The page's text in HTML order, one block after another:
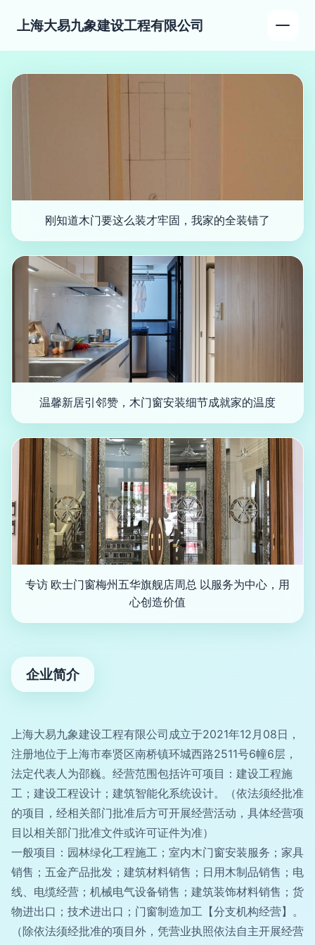
上海大易九象建设工程有限公司
刚知道木门要这么装才牢固，我家的全装错了
温馨新居引邻赞，木门窗安装细节成就家的温度
专访 欧士门窗梅州五华旗舰店周总 以服务为中心，用
心创造价值
企业简介
上海大易九象建设工程有限公司成立于2021年12月08日，
注册地位于上海市奉贤区南桥镇环城西路2511号6幢6层，
法定代表人为邵巍。经营范围包括许可项目：建设工程施
工；建设工程设计；建筑智能化系统设计。（依法须经批准
的项目，经相关部门批准后方可开展经营活动，具体经营项
目以相关部门批准文件或许可证件为准）
一般项目：园林绿化工程施工；室内木门窗安装服务；家具
销售；五金产品批发；建筑材料销售；日用木制品销售；电
线、电缆经营；机械电气设备销售；建筑装饰材料销售；货
物进出口；技术进出口；门窗制造加工【分支机构经营】。
（除依法须经批准的项目外，凭营业执照依法自主开展经营